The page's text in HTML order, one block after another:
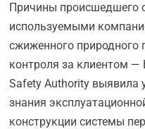
Причины происшедшего
используемыми
сжиженного природного
контроля за клиентом —
Safety Authority выявила
знания
конструкции системы